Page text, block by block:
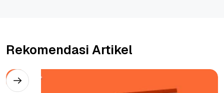
Rekomendasi Artikel